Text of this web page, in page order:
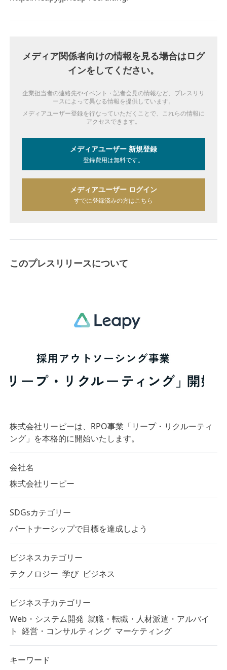
メディア関係者向けの情報を見る場合はログ
インをしてください。
企業担当者の連絡先やイベント・記者会見の情報など、プレスリリ
ースによって異なる情報を提供しています。
メディアユーザー登録を行なっていただくことで、これらの情報に
アクセスできます。
メディアユーザー 新規登録
登録費用は無料です。
メディアユーザー ログイン
すでに登録済みの方はこちら
このプレスリリースについて
株式会社リーピーは、RPO事業「リープ・リクルーティ
ング」を本格的に開始いたします。
会社名
株式会社リーピー
SDGsカテゴリー
パートナーシップで目標を達成しよう
ビジネスカテゴリー
テクノロジー 学び ビジネス
ビジネス子カテゴリー
Web・システム開発 就職・転職・人材派遣・アルバイ
ト 経営・コンサルティング マーケティング
キーワード